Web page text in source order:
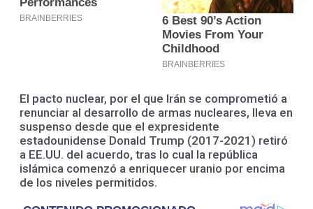
El pacto nuclear, por el que Irán se comprometió a
renunciar al desarrollo de armas nucleares, lleva en
suspenso desde que el expresidente
estadounidense Donald Trump (2017-2021) retiró
a EE.UU. del acuerdo, tras lo cual la república
islámica comenzó a enriquecer uranio por encima
de los niveles permitidos.